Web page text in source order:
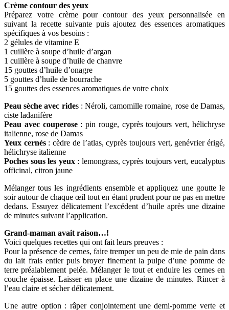
Crème contour des yeux
Préparez votre crème pour contour des yeux personnalisée en
suivant la recette suivante puis ajoutez des essences aromatiques
spécifiques à vos besoins :
2 gélules de vitamine E
1 cuillère à soupe d’huile d’argan
1 cuillère à soupe d’huile de chanvre
15 gouttes d’huile d’onagre
5 gouttes d’huile de bourrache
15 gouttes des essences aromatiques de votre choix
Peau sèche avec rides : Néroli, camomille romaine, rose de Damas,
ciste ladanifère
Peau avec couperose: pin rouge, cyprès toujours vert, hélichryse
italienne, rose de Damas
Yeux cernés: cèdre de l’atlas, cyprès toujours vert, genévrier érigé,
hélichryse italienne
Poches sous les yeux: lemongrass, cyprès toujours vert, eucalyptus
officinal, citron jaune
Mélanger tous les ingrédients ensemble et appliquez une goutte le
soir autour de chaque œil tout en étant prudent pour ne pas en mettre
dedans. Essuyez délicatement l’excédent d’huile après une dizaine
de minutes suivant l’application.
Grand-maman avait raison…!
Voici quelques recettes qui ont fait leurs preuves :
Pour la présence de cernes, faire tremper un peu de mie de pain dans
du lait frais entier puis broyer finement la pulpe d’une pomme de
terre préalablement pelée. Mélanger le tout et enduire les cernes en
couche épaisse. Laisser en place une dizaine de minutes. Rincer à
l’eau claire et sécher délicatement.
Une autre option : râper conjointement une demi-pomme verte et